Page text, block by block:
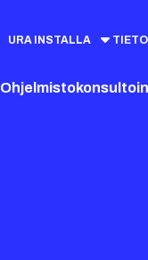
URA INSTALLA